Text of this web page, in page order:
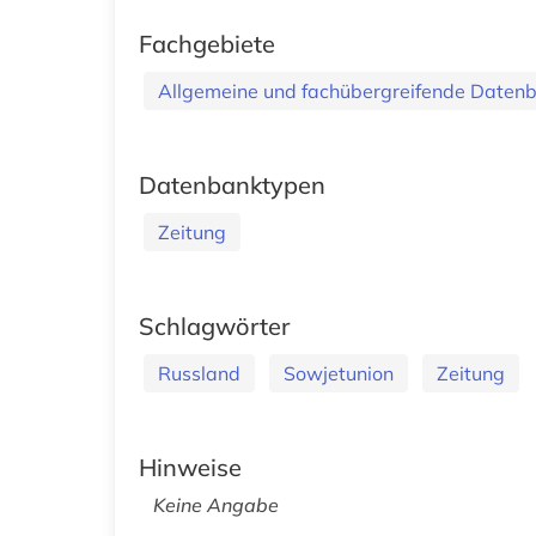
Fachgebiete
Allgemeine und fachübergreifende
Datenbanktypen
Zeitung
Schlagwörter
Russland Sowjetunion Zeitung
Hinweise
Keine Angabe